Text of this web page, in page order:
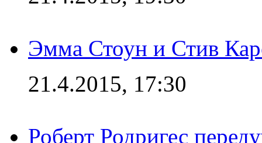
Эмма Стоун и Стив
21.4.2015, 17:30
Роберт Родригес